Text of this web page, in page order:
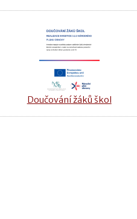
Doučování žáků škol